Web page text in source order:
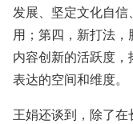
发展、坚定文化自
用；第四，新打法
内容创新的活跃度
表达的空间和维度。
王娟还谈到，除了